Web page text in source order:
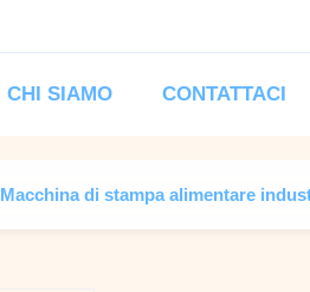
CHI SIAMO CONTATTACI
Macchina di stampa alimentare